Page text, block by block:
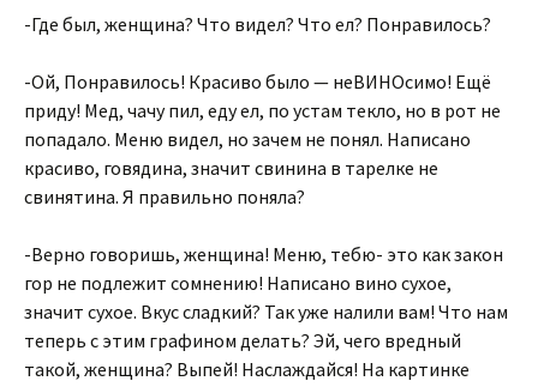
-Где был, женщина? Что видел? Что ел? Понравилось?
-Ой, Понравилось! Красиво было — неВИНОсимо! Ещё
приду! Мед, чачу пил, еду ел, по устам текло, но в рот не
попадало. Меню видел, но зачем не понял. Написано
красиво, говядина, значит свинина в тарелке не
свинятина. Я правильно поняла?
-Верно говоришь, женщина! Меню, тебю- это как закон
гор не подлежит сомнению! Написано вино сухое,
значит сухое. Вкус сладкий? Так уже налили вам! Что нам
теперь с этим графином делать? Эй, чего вредный
такой, женщина? Выпей! Наслаждайся! На картинке